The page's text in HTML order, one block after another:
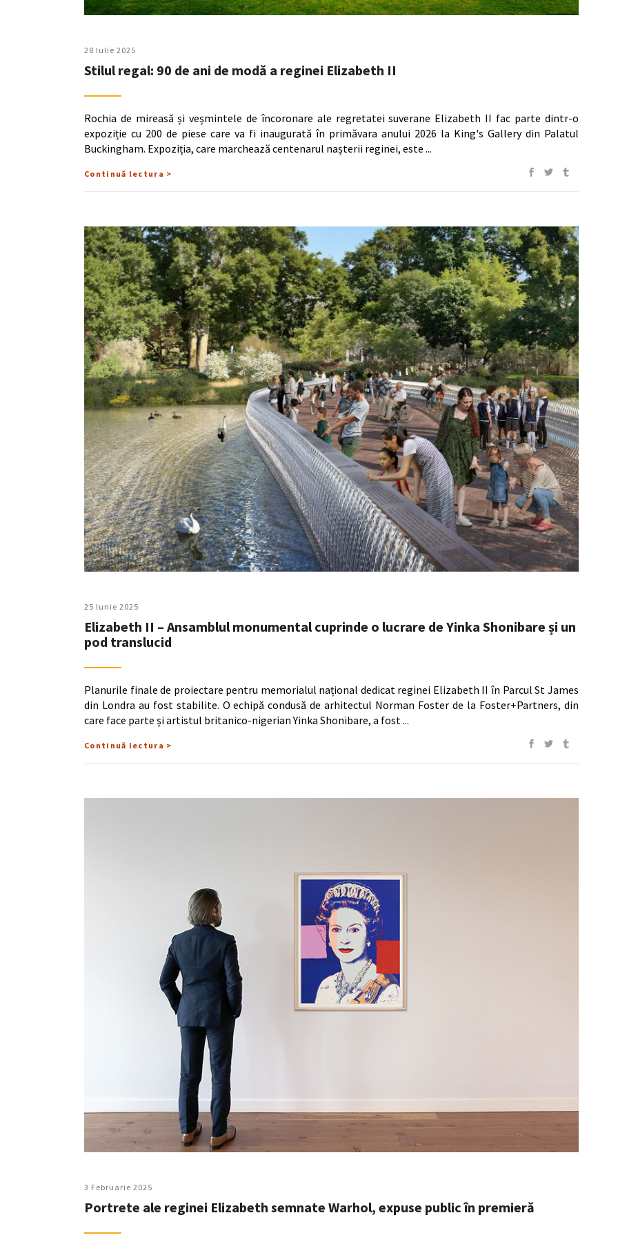
28 Iulie 2025
Stilul regal: 90 de ani de modă a reginei Elizabeth II
Rochia de mireasă și veșmintele de încoronare ale regretatei suverane Elizabeth II fac parte dintr-o
expoziție cu 200 de piese care va fi inaugurată în primăvara anului 2026 la King's Gallery din Palatul
Buckingham. Expoziția, care marchează centenarul nașterii reginei, este
Continuă lectura >
25 Iunie 2025
Elizabeth II – Ansamblul monumental cuprinde o lucrare de Yinka Shonibare și un
pod translucid
Planurile finale de proiectare pentru memorialul național dedicat reginei Elizabeth II în Parcul St James
din Londra au fost stabilite. O echipă condusă de arhitectul Norman Foster de la Foster+Partners, din
care face parte și artistul britanico-nigerian Yinka Shonibare, a fost
Continuă lectura >
3 Februarie 2025
Portrete ale reginei Elizabeth semnate Warhol, expuse public în premieră